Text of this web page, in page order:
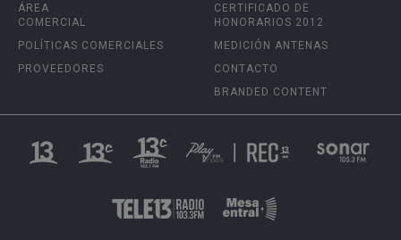
ÁREA
COMERCIAL
POLÍTICAS COMERCIALES
PROVEEDORES
CERTIFICADO DE
HONORARIOS 2012
MEDICIÓN ANTENAS
CONTACTO
BRANDED CONTENT